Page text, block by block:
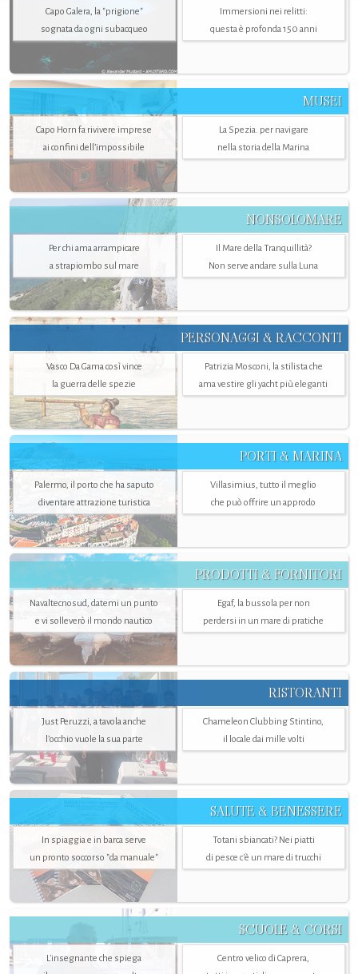
Capo Galera, la "prigione"
sognata da ogni subacqueo
Immersioni nei relitti:
questa è profonda 150 anni
MUSEI
Capo Horn fa rivivere imprese
ai confini dell’impossibile
La Spezia. per navigare
nella storia della Marina
NONSOLOMARE
Per chi ama arrampicare
a strapiombo sul mare
Il Mare della Tranquillità?
Non serve andare sulla Luna
PERSONAGGI & RACCONTI
Vasco Da Gama così vince
la guerra delle spezie
Patrizia Mosconi, la stilista che
ama vestire gli yacht più eleganti
PORTI & MARINA
Palermo, il porto che ha saputo
diventare attrazione turistica
Villasimius, tutto il meglio
che può offrire un approdo
PRODOTTI & FORNITORI
Navaltecnosud, datemi un punto
e vi solleverò il mondo nautico
Egaf, la bussola per non
perdersi in un mare di pratiche
RISTORANTI
Just Peruzzi, a tavola anche
l’occhio vuole la sua parte
Chameleon Clubbing Stintino,
il locale dai mille volti
SALUTE & BENESSERE
In spiaggia e in barca serve
un pronto soccorso "da manuale"
Totani sbiancati? Nei piatti
di pesce c'è un mare di trucchi
SCUOLE & CORSI
L'insegnante che spiega
Centro velico di Caprera,